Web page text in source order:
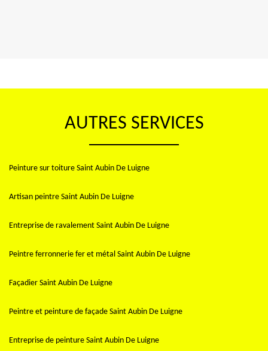
AUTRES SERVICES
Peinture sur toiture Saint Aubin De Luigne
Artisan peintre Saint Aubin De Luigne
Entreprise de ravalement Saint Aubin De Luigne
Peintre ferronnerie fer et métal Saint Aubin De Luigne
Façadier Saint Aubin De Luigne
Peintre et peinture de façade Saint Aubin De Luigne
Entreprise de peinture Saint Aubin De Luigne